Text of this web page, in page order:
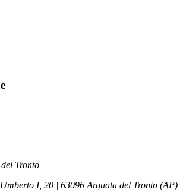
Tronto
I, 20 | 63096 Arquata del Tronto (AP)